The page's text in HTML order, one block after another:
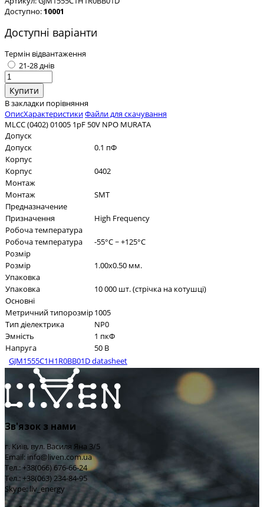
Доступно:10001
Доступні варіанти
Термін відвантаження
21-28 днів
В закладки порівняння
ОписХарактеристикиФайли для скачування
MLCC (0402) 01005 1pF 50V NPO MURATA
Допуск
Допуск
0.1 пФ
Корпус
Корпус
0402
Монтаж
Монтаж
SMT
Предназначение
Призначення
High Frequency
Робоча температура
Робоча температура
-55°C ~ +125°C
Розмір
Розмір
1.00x0.50 мм.
Упаковка
Упаковка
10 000 шт. (стрічка на котушці)
Основні
Метричний типорозмір1005
Тип діелектрика
NP0
Эмність
1 пкФ
Напруга
50 В
GJM1555C1H1R0BB01D datasheet
Зв'язок з нами
г. Київ, вул. Василя Яна 3/5
Email: info@liven.com.ua
Тел.: +38(066) 676-66-24
Тел.: +38(063) 234-84-95
Skype: liv_energy